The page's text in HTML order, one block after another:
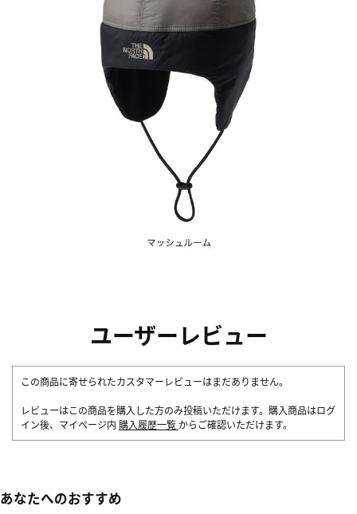
ユーザーレビュー
この商品に寄せられたカスタマーレビューはまだありません。
レビューはこの商品を購入した方のみ投稿いただけます。購入商品はログ
イン後、マイページ内 購入履歴一覧 からご確認いただけます。
あなたへのおすすめ